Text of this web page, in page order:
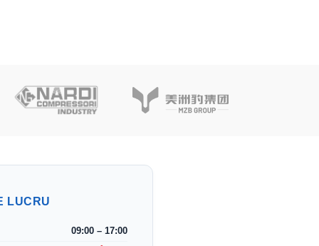
LUCRU
09:00 – 17:00